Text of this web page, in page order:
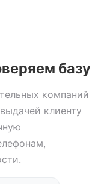
базу
компаний
клиенту